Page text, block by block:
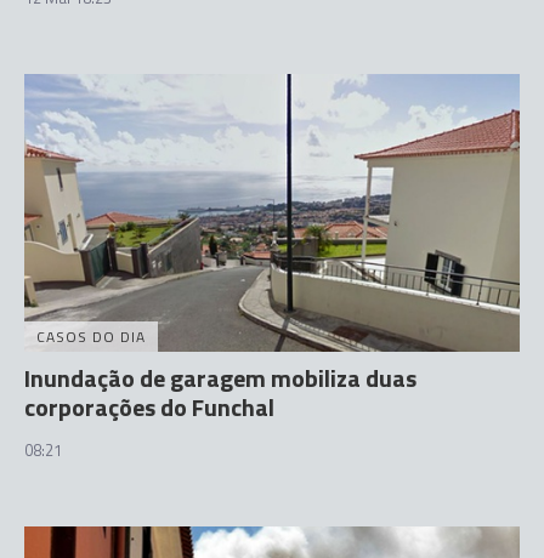
CASOS DO DIA
Inundação de garagem mobiliza duas
corporações do Funchal
08:21